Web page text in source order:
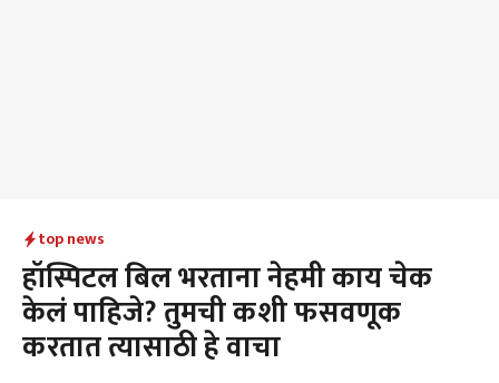
top news
हॉस्पिटल बिल भरताना नेहमी काय चेक
केलं पाहिजे? तुमची कशी फसवणूक
करतात त्यासाठी हे वाचा